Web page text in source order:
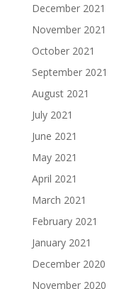
December 2021
November 2021
October 2021
September 2021
August 2021
July 2021
June 2021
May 2021
April 2021
March 2021
February 2021
January 2021
December 2020
November 2020